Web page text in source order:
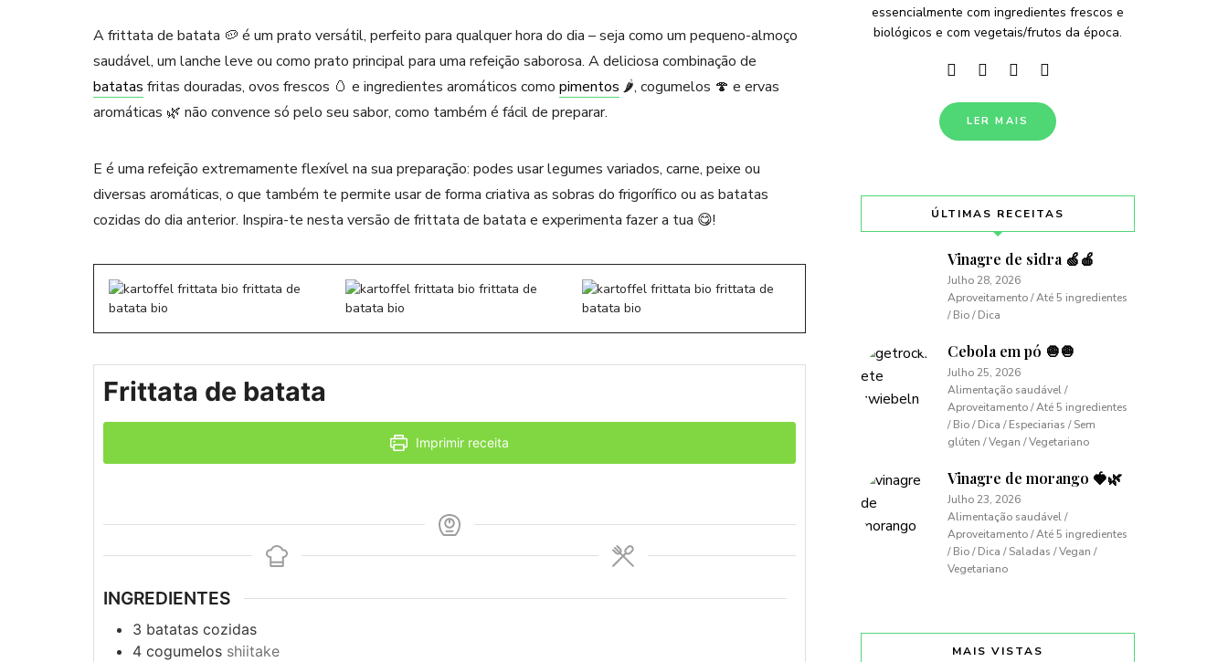
A frittata de batata 🥔 é um prato versátil, perfeito para qualquer hora do dia – seja como um pequeno-almoço
saudável, um lanche leve ou como prato principal para uma refeição saborosa. A deliciosa combinação de
batatas fritas douradas, ovos frescos 🥚 e ingredientes aromáticos como pimentos 🌶️, cogumelos 🍄 e ervas
aromáticas 🌿 não convence só pelo seu sabor, como também é fácil de preparar.
E é uma refeição extremamente flexível na sua preparação: podes usar legumes variados, carne, peixe ou
diversas aromáticas, o que também te permite usar de forma criativa as sobras do frigorífico ou as batatas
cozidas do dia anterior. Inspira-te nesta versão de frittata de batata e experimenta fazer a tua 😋!
Frittata de batata
Imprimir receita
INGREDIENTES
3 batatas cozidas
4 cogumelos shiitake
essencialmente com ingredientes frescos e
biológicos e com vegetais/frutos da época.
LER MAIS
ÚLTIMAS RECEITAS
Vinagre de sidra 🍏🍎
Julho 28, 2026
Aproveitamento / Até 5 ingredientes
/ Bio / Dica
Cebola em pó 🧅🧅
Julho 25, 2026
Alimentação saudável /
Aproveitamento / Até 5 ingredientes
/ Bio / Dica / Especiarias / Sem
glúten / Vegan / Vegetariano
Vinagre de morango 🍓🌿
Julho 23, 2026
Alimentação saudável /
Aproveitamento / Até 5 ingredientes
/ Bio / Dica / Saladas / Vegan /
Vegetariano
MAIS VISTAS